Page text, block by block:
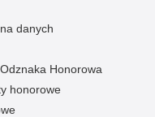
danych
Odznaka Honorowa
honorowe